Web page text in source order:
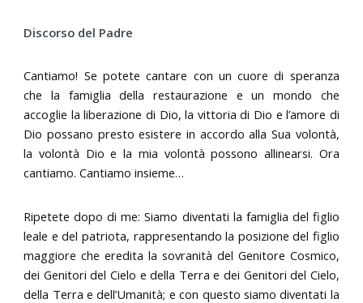
Discorso del Padre
Cantiamo! Se potete cantare con un cuore di speranza
che la famiglia della restaurazione e un mondo che
accoglie la liberazione di Dio, la vittoria di Dio e l’amore di
Dio possano presto esistere in accordo alla Sua volontà,
la volontà Dio e la mia volontà possono allinearsi. Ora
cantiamo. Cantiamo insieme…
Ripetete dopo di me: Siamo diventati la famiglia del figlio
leale e del patriota, rappresentando la posizione del figlio
maggiore che eredita la sovranità del Genitore Cosmico,
dei Genitori del Cielo e della Terra e dei Genitori del Cielo,
della Terra e dell’Umanità; e con questo siamo diventati la